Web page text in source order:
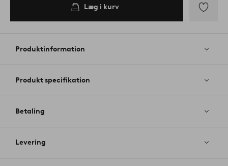
Læg i kurv
til
Produktinformation
Produkt specifikation
Betaling
Levering